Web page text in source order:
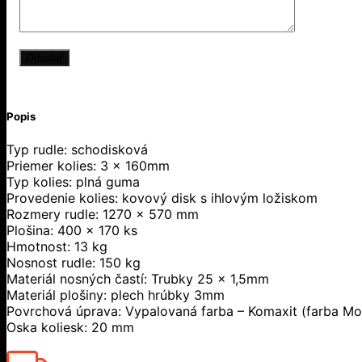
Popis
Typ rudle: schodisková
Priemer kolies: 3 x 160mm
Typ kolies: plná guma
Provedenie kolies: kovový disk s ihlovým ložiskom
Rozmery rudle: 1270 x 570 mm
Plošina: 400 x 170 ks
Hmotnost: 13 kg
Nosnost rudle: 150 kg
Materiál nosných častí: Trubky 25 x 1,5mm
Materiál plošiny: plech hrúbky 3mm
Povrchová úprava: Vypalovaná farba – Komaxit (farba
Oska koliesk: 20 mm